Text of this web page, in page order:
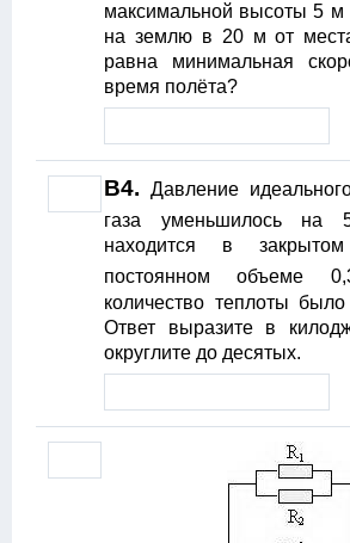
максимальной высоты 5 м
на землю в 20 м от
равна минимальная
время полёта?
B4.Давление
газа уменьшилось на
находится в
постоянном объеме
количество теплоты
Ответ выразите в
округлите до десятых.